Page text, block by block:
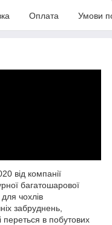
Оплата Умови
від компанії
багатошарової
чохлів
забруднень,
переться в побутових